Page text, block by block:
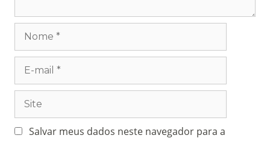
Salvar meus dados neste navegador para a